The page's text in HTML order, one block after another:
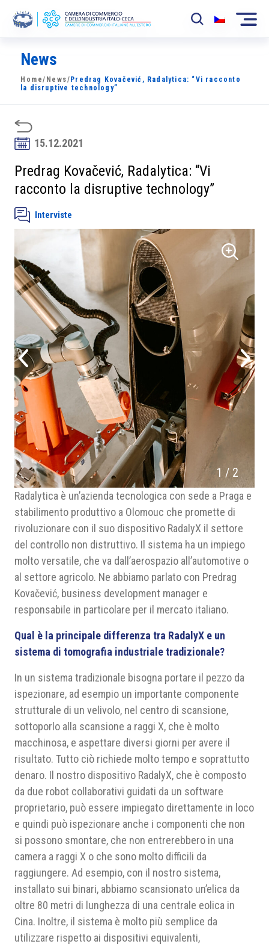
La Camera
News
Sviluppo Mercato
Soci
Partner
Progetti
Area riservata
News
Home/ News/ Predrag Kovačević, Radalytica: “Vi racconto
la disruptive technology”
15.12.2021
Predrag Kovačević, Radalytica: “Vi
racconto la disruptive technology”
Interviste
1 / 2
Radalytica è un’azienda tecnologica con sede a Praga e
stabilimento produttivo a Olomouc che promette di
rivoluzionare con il suo dispositivo RadalyX il settore
del controllo non distruttivo. Il sistema ha un impiego
molto versatile, che va dall’aerospazio all’automotive o
al settore agricolo. Ne abbiamo parlato con Predrag
Kovačević, business development manager e
responsabile in particolare per il mercato italiano.
Qual è la principale differenza tra RadalyX e un
sistema di tomografia industriale tradizionale?
In un sistema tradizionale bisogna portare il pezzo da
ispezionare, ad esempio un importante componente
strutturale di un velivolo, nel centro di scansione,
sottoporlo alla scansione a raggi X, che è molto
macchinosa, e aspettare diversi giorni per avere il
risultato. Tutto ciò richiede molto tempo e soprattutto
denaro. Il nostro dispositivo RadalyX, che è composto
da due robot collaborativi guidati da un software
proprietario, può essere impiegato direttamente in loco
e quindi può ispezionare anche i componenti che non
si possono smontare, che non entrerebbero in una
camera a raggi X o che sono molto difficili da
raggiungere. Ad esempio, con il nostro sistema,
installato sui binari, abbiamo scansionato un’elica da
oltre 80 metri di lunghezza di una centrale eolica in
Cina. Inoltre, il sistema è molto più semplice da
utilizzare rispetto ai dispositivi equivalenti,